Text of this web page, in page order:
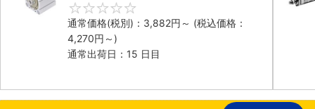
通常価格(税別)： 3,882円 ～ (税込価格：
4,270円 ～)
通常出荷日：15 日目